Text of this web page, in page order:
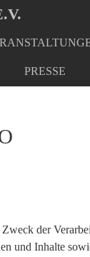
PRESSE
der
und Inhalte